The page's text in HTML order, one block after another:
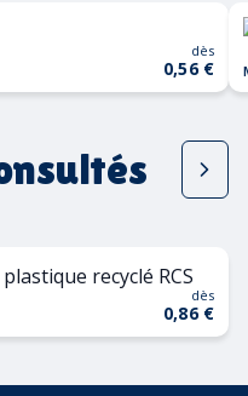
dès
0,56 €
dès
0,86 €